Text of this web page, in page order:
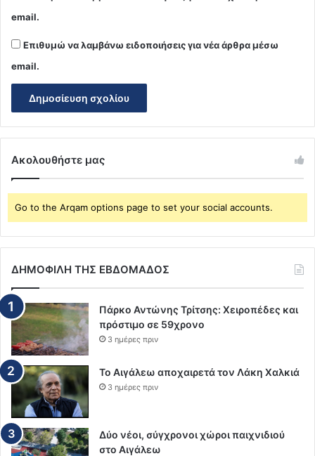
email.
Επιθυμώ να λαμβάνω ειδοποιήσεις για νέα άρθρα μέσω
email.
Ακολουθήστε μας
Go to the Arqam options page to set your social accounts.
ΔΗΜΟΦΙΛΗ ΤΗΣ ΕΒΔΟΜΑΔΟΣ
Πάρκο Αντώνης Τρίτσης: Χειροπέδες και
πρόστιμο σε 59χρονο
3 ημέρες πριν
Το Αιγάλεω αποχαιρετά τον Λάκη Χαλκιά
3 ημέρες πριν
Δύο νέοι, σύγχρονοι χώροι παιχνιδιού
στο Αιγάλεω